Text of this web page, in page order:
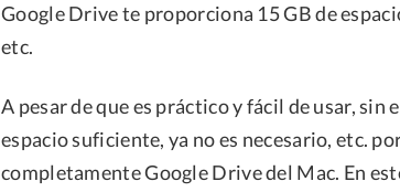
Google Drive te proporciona 15 GB de
etc.
A pesar de que es práctico y fácil de usar,
espacio suficiente, ya no es necesario, etc.
completamente Google Drive del Mac. En